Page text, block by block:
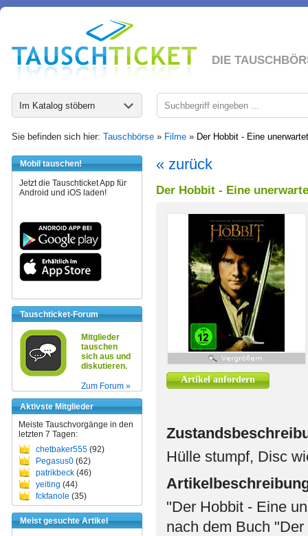
DIE
Im Katalog stöbern
Sie befinden sich hier: Tauschbörse » Filme » Der Hobbit - Eine
Mobil tauschen!
Jetzt die Tauschticket App für
Android und iOS laden!
Tauschticket-Forum
Mitglieder
tauschen
sich aus und
diskutieren.
Zum Forum »
Aktivste Mitglieder
Meiste Tauschvorgänge in den
letzten 7 Tagen:
chetbaker555 (92)
Pegasus0 (62)
patrikbeck (46)
yeiting (44)
fckfanole (35)
Meist gesuchte Artikel
« zurück
Der Hobbit - Eine
Artikel anfordern
Hülle stumpf, Disc
"Der Hobbit - Eine
nach dem Buch